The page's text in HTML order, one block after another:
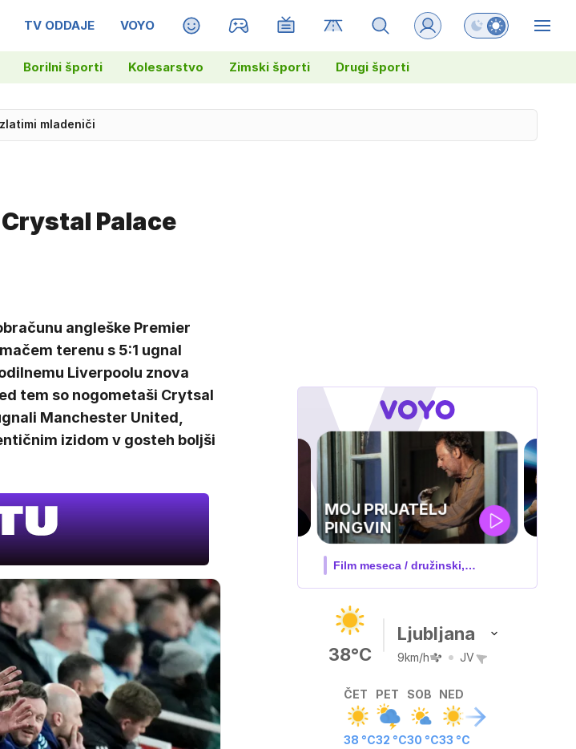
TV ODDAJE VOYO MAGAZIN Preklopi barvni
Borilni športi Kolesarstvo Zimski športi Drugi športi
mladeniči
Palace
angleške Premier
terenu s 5:1 ugnal
Liverpoolu znova
tem so nogometaši Crytsal
Manchester United,
izidom v gosteh boljši
UEFA
SUPERPOKAL
V živo na VOYO: sreda ob 20.30
38°C
Ljubljana
9km/h JV
ČET
38 °C
PET
32 °C
SOB
30 °C
NED
33 °C